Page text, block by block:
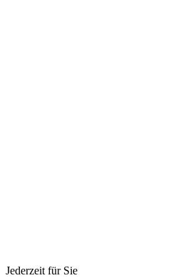
Jederzeit für Sie